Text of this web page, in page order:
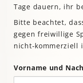
Tage dauern, ihr
Bitte beachtet,
gegen freiwillige
nicht-kommerziell
Vorname und